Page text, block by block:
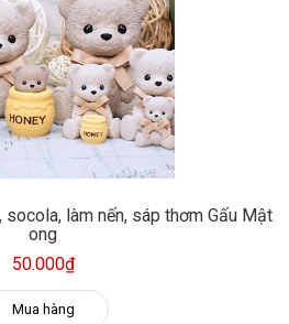
làm nến, sáp thơm Gấu Mật
ong
50.000₫
Mua hàng